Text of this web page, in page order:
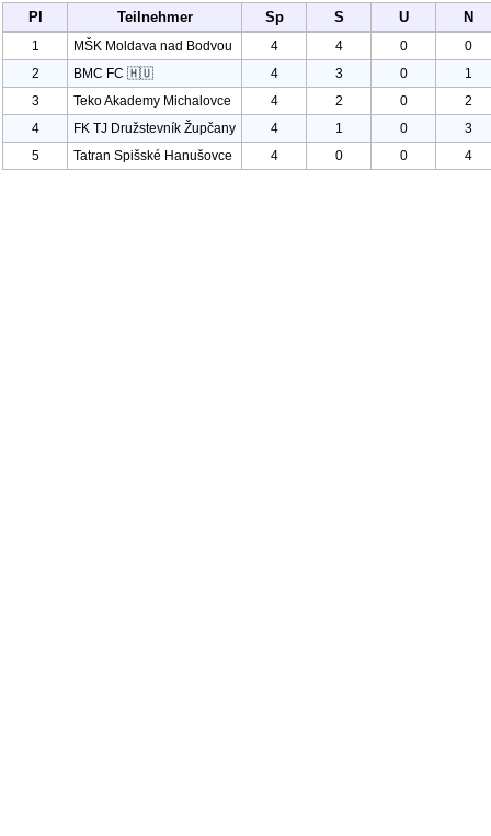
Pl Teilnehmer Sp S U N
1 MŠK Moldava nad Bodvou 4 4 0
0
2
BMC FC 🇭🇺 4 3 0
1
3
Teko Akademy Michalovce 4 2 0
2
4
FK TJ Družstevník Župčany 4 1 0
3
5
Tatran Spišské Hanušovce 4 0 0 4